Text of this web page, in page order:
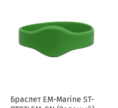
Браслет EM-Marine ST-